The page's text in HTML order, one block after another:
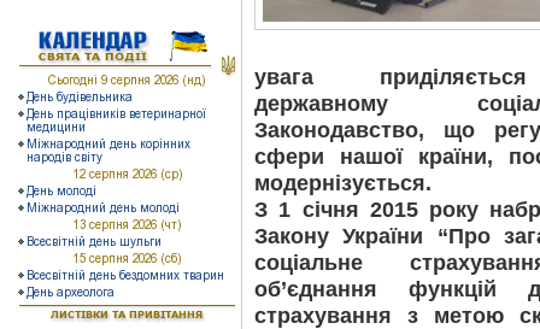
увага приділяється
державному
Законодавство, що
сфери нашої країни,
модернізується.
З 1 січня 2015 року
Закону України “Про
соціальне
об’єднання функцій
страхування з метою